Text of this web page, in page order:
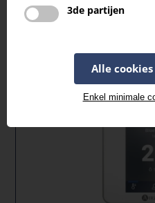
3de partijen
Alle
Enkel minimale